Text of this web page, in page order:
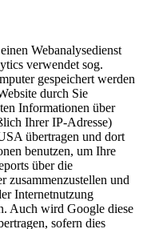
Webanalysedienst
verwendet sog.
gespeichert werden
durch Sie
Informationen über
Ihrer IP-Adresse)
übertragen und dort
benutzen, um Ihre
über die
zusammenzustellen und
Internetnutzung
Auch wird Google diese
sofern dies